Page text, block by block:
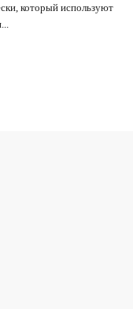
который используют